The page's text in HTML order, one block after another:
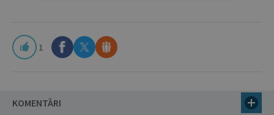
1
KOMENTĀRI